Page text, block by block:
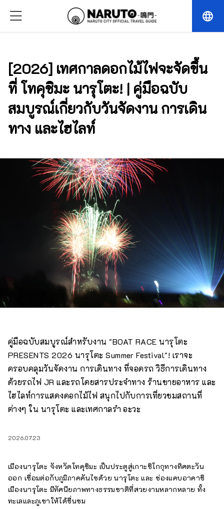
language
[2026] เทศกาลดอกไม้ไฟจะจัดขึ้น
ที่ โทคุชิมะ นารุโตะ! | คู่มือฉบับ
สมบูรณ์เกี่ยวกับวันจัดงาน การเดิน
ทาง และไฮไลท์
คู่มือฉบับสมบูรณ์สำหรับงาน "BOAT RACE นารุโตะ
PRESENTS 2026 นารุโตะ Summer Festival"! เราจะ
ครอบคลุมวันจัดงาน การเดินทาง ที่จอดรถ วิธีการเดินทาง
ด้วยรถไฟ JR และรถโดยสารประจำทาง ร้านขายอาหาร และ
ไฮไลท์การแสดงดอกไม้ไฟ สนุกไปกับการเที่ยวชมสถานที่
ต่างๆ ใน นารุโตะ และเทศกาลรำ อะวะ
2026.07.23
เมืองนารุโตะ จังหวัดโทคุชิมะ เป็นประตูสู่เกาะชิโกกุทางทิศตะวัน
ออก เชื่อมต่อกับภูมิภาคคันไซด้วย นารุโตะ และ ช่องแคบอาคาชิ
เมืองนารุโตะ มีทัศนียภาพทางธรรมชาติที่สวยงามหลากหลาย ทั้ง
ทะเลและภูเขาให้ได้ชื่นชม